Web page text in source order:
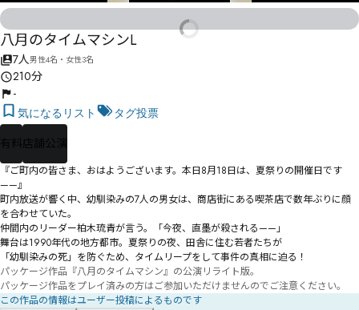
八月のタイムマシンL
7人男性4名・女性3名
210分
-
気になるリスト タグ投票
有料 店舗公演
『ご町内の皆さま、おはようございます。本日8月18日は、夏祭りの開催日です
——』
町内放送が響く中、幼馴染みの7人の男女は、商店街にある喫茶店で数年ぶりに顔
を合わせていた。
仲間内のリーダー柏木琉青が言う。「今夜、直墨が殺される——」
舞台は1990年代の地方都市。夏祭りの夜、田舎に住む若者たちが
「幼馴染みの死」を防ぐため、タイムリープをして事件の真相に迫る！
パッケージ作品『八月のタイムマシン』の公演リライト版。
パッケージ作品をプレイ済みの方はご参加いただけませんのでご注意ください。
この作品の情報はユーザー投稿によるものです